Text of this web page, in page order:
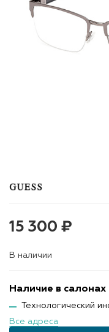
15 300 ₽
В наличии
Наличие в
Технологический
Все адреса